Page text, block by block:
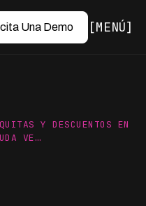
Una Demo MENÚ
Y DESCUENTOS EN
VE…